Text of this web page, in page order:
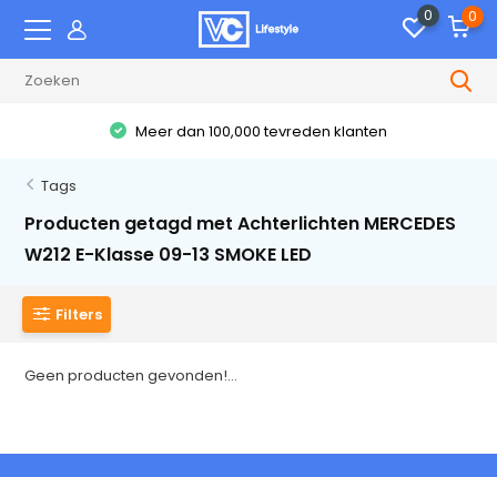
0 0
Meer dan 100,000 tevreden klanten
Tags
Producten getagd met Achterlichten MERCEDES
W212 E-Klasse 09-13 SMOKE LED
Filters
Geen producten gevonden!...